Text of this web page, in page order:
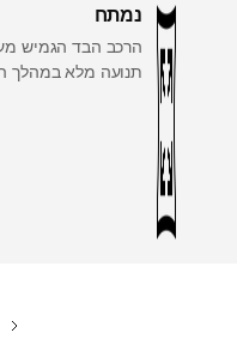
נמתח
הרכב הבד הגמיש
תנועה מלא במהלך